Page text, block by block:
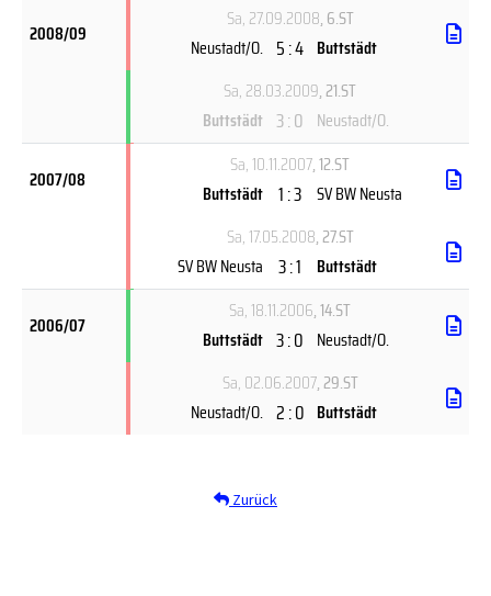
2008/09
Sa, 27.09.2008, 6.ST
Neustadt/O. 5 : 4 Buttstädt
Sa, 28.03.2009, 21.ST
Buttstädt 3 : 0 Neustadt/O.
2007/08
Sa, 10.11.2007, 12.ST
Buttstädt 1 : 3 SV BW Neusta
Sa, 17.05.2008, 27.ST
SV BW Neusta 3 : 1 Buttstädt
2006/07
Sa, 18.11.2006, 14.ST
Buttstädt 3 : 0 Neustadt/O.
Sa, 02.06.2007, 29.ST
Neustadt/O. 2 : 0 Buttstädt
Zurück